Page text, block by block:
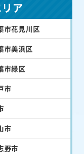
ア
市花見川区
市美浜区
市緑区
市
市
野市